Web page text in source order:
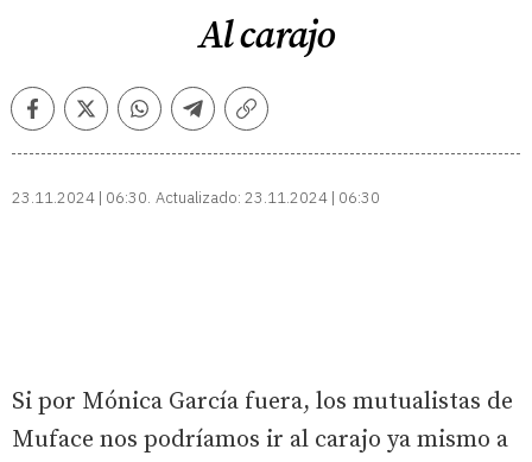
Al carajo
FacebookTwitterWhatsappTelegramCopiar
23.11.2024 | 06:30 Actualizado: 23.11.2024 | 06:30
Si por Mónica García fuera, los mutualistas de
Muface nos podríamos ir al carajo ya mismo a